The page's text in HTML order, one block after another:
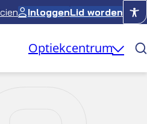
InloggenLid worden
Optiekcentrum